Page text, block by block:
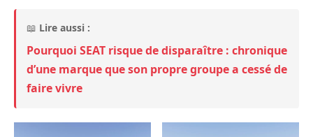
📖 Lire aussi :
Pourquoi SEAT risque de disparaître : chronique
d’une marque que son propre groupe a cessé de
faire vivre